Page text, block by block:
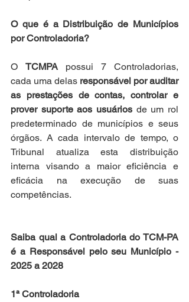
O que é a Distribuição de Municípios
por Controladoria?
O TCMPA possui 7 Controladorias,
cada uma delas responsável por auditar
as prestações de contas, controlar e
prover suporte aos usuários de um rol
predeterminado de municípios e seus
órgãos. A cada intervalo de tempo, o
Tribunal atualiza esta distribuição
interna visando a maior eficiência e
eficácia na execução de suas
competências.
Saiba qual a Controladoria do TCM-PA
é a Responsável pelo seu Município -
2025 a 2028
1ª Controladoria